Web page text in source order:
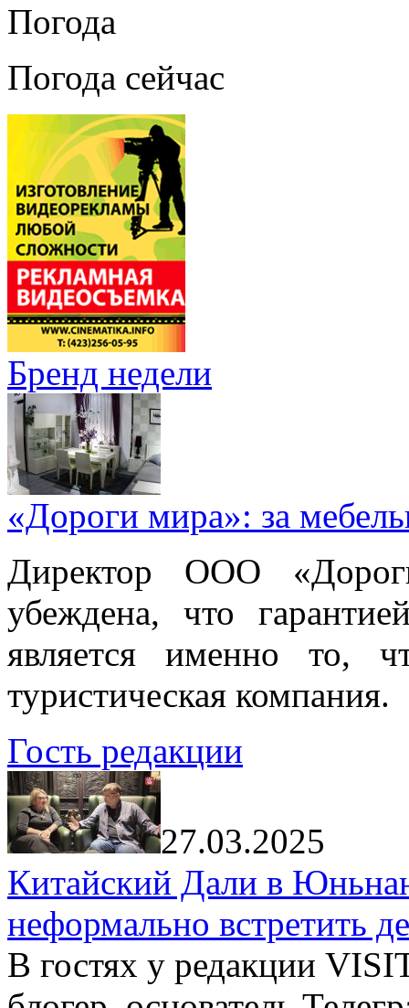
Погода
Погода сейчас
Бренд недели
«Дороги мира»: за
Директор ООО
убеждена, что
является именно то,
туристическая компания.
Гость редакции
27.03.2025
Китайский Дали в
неформально встретить
В гостях у редакции